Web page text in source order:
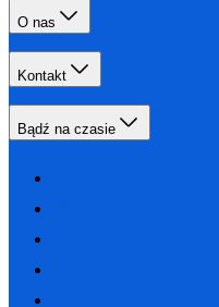
O nas
Kontakt
Bądź na czasie